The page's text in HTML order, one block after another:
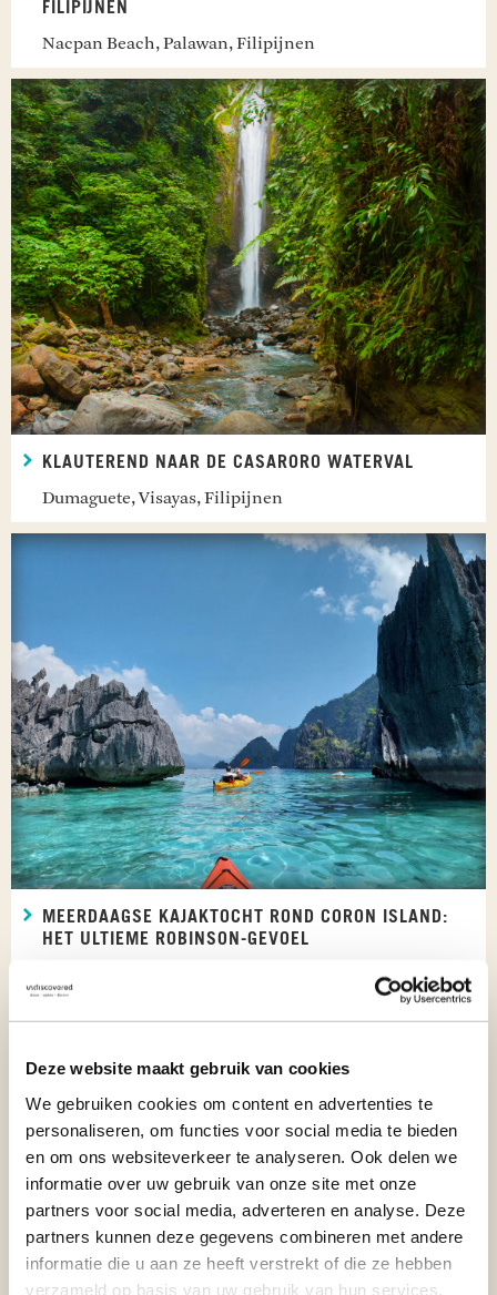
Deze website maakt gebruik van cookies
We gebruiken cookies om content en advertenties te
personaliseren, om functies voor social media te bieden
en om ons websiteverkeer te analyseren. Ook delen we
informatie over uw gebruik van onze site met onze
partners voor social media, adverteren en analyse. Deze
partners kunnen deze gegevens combineren met andere
informatie die u aan ze heeft verstrekt of die ze hebben
verzameld op basis van uw gebruik van hun services.
FILIPIJNEN
Nacpan Beach, Palawan, Filipijnen
KLAUTEREND NAAR DE CASARORO WATERVAL
Dumaguete, Visayas, Filipijnen
MEERDAAGSE KAJAKTOCHT ROND CORON ISLAND:
HET ULTIEME ROBINSON-GEVOEL